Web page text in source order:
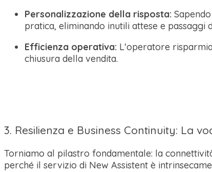
Personalizzazione della risposta:
pratica, eliminando inutili attese e passaggi
Efficienza operativa: L'operatore
chiusura della vendita.
3. Resilienza e Business Continuity: La
Torniamo al pilastro fondamentale: la
perché il servizio di New Assistent è